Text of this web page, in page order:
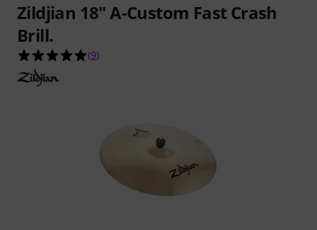
Zildjian 18" A-Custom Fast Crash
Brill.
5.0 von 5 Sternen aus 9 Kundenbewertungen
(9)